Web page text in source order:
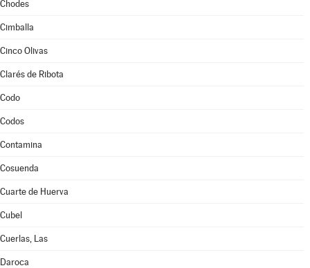
Chodes
Cimballa
Cinco Olivas
Clarés de Ribota
Codo
Codos
Contamina
Cosuenda
Cuarte de Huerva
Cubel
Cuerlas, Las
Daroca